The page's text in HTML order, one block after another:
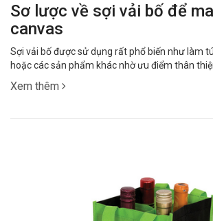
Sơ lược về sợi vải bố để
canvas
Sợi vải bố được sử dụng rất phổ biến như làm
hoặc các sản phẩm khác nhờ ưu điểm thân
Xem thêm